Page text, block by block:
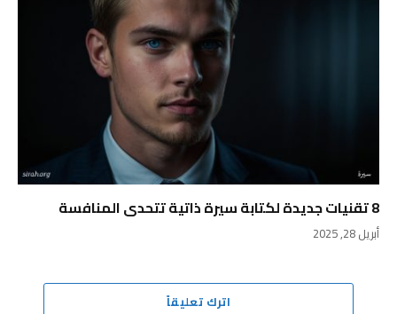
8 تقنيات جديدة لكتابة سيرة ذاتية تتحدى المنافسة
أبريل 28, 2025
اترك تعليقاً